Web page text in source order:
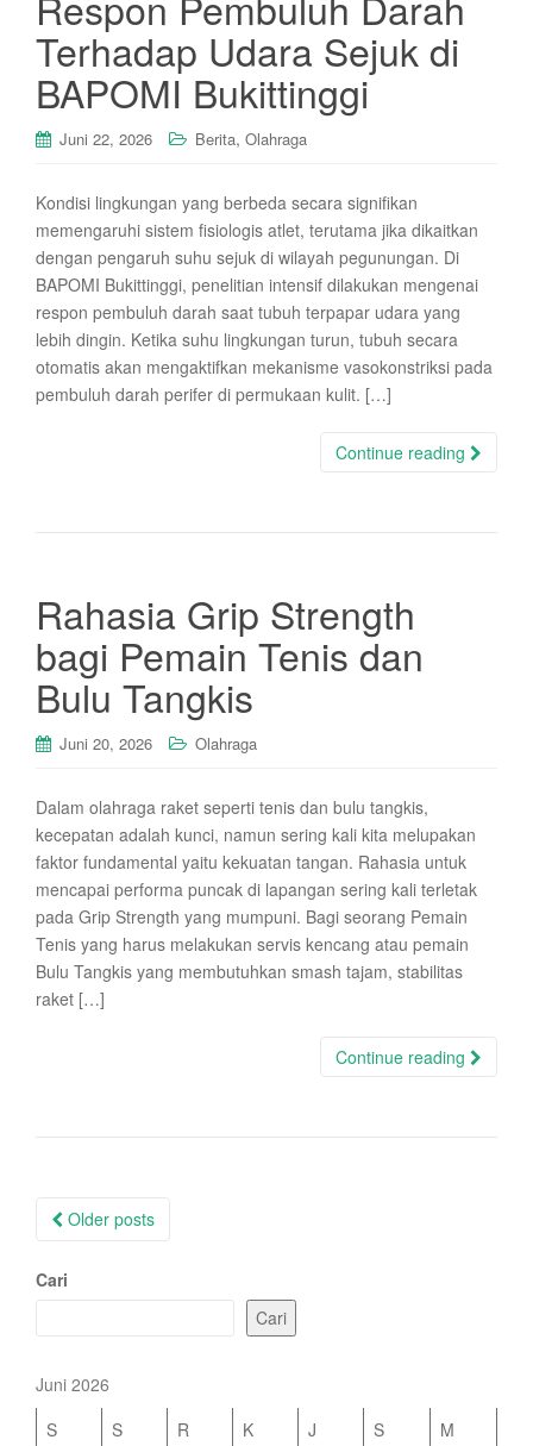
Terhadap Udara Sejuk di
BAPOMI Bukittinggi
Juni 22, 2026 Berita, Olahraga
Kondisi lingkungan yang berbeda secara signifikan
memengaruhi sistem fisiologis atlet, terutama jika dikaitkan
dengan pengaruh suhu sejuk di wilayah pegunungan. Di
BAPOMI Bukittinggi, penelitian intensif dilakukan mengenai
respon pembuluh darah saat tubuh terpapar udara yang
lebih dingin. Ketika suhu lingkungan turun, tubuh secara
otomatis akan mengaktifkan mekanisme vasokonstriksi pada
pembuluh darah perifer di permukaan kulit. […]
Continue reading
Rahasia Grip Strength
bagi Pemain Tenis dan
Bulu Tangkis
Juni 20, 2026 Olahraga
Dalam olahraga raket seperti tenis dan bulu tangkis,
kecepatan adalah kunci, namun sering kali kita melupakan
faktor fundamental yaitu kekuatan tangan. Rahasia untuk
mencapai performa puncak di lapangan sering kali terletak
pada Grip Strength yang mumpuni. Bagi seorang Pemain
Tenis yang harus melakukan servis kencang atau pemain
Bulu Tangkis yang membutuhkan smash tajam, stabilitas
raket […]
Continue reading
Posts
Older posts
Cari
Cari
Juni 2026
S
S R K J S
M